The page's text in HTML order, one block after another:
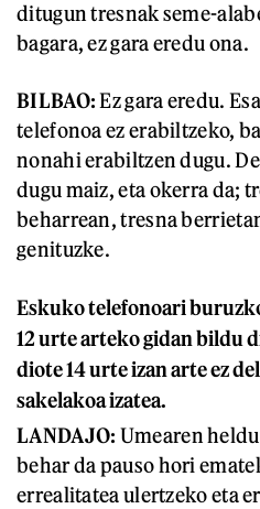
ditugun tresnak seme-
bagara, ez gara eredu ona.
BILBAO:Ez gara eredu.
telefonoa ez erabiltzeko,
nonahi erabiltzen dugu.
dugu maiz, eta okerra da;
beharrean, tresna
genituzke.
Eskuko telefonoari
12 urte arteko gidan bildu
diote 14 urte izan arte ez
sakelakoa izatea.
LANDAJO: Umearen
behar da pauso hori
errealitatea ulertzeko eta